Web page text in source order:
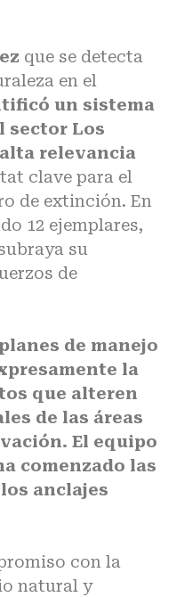
que se detecta
en el
un sistema
sector Los
relevancia
clave para el
de extinción. En
12 ejemplares,
su
de
de manejo
la
que alteren
de las áreas
El equipo
comenzado las
anclajes
con la
natural y